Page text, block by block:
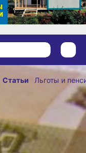
Статьи Льготы и
ОПУБЛИКОВАНО
26 марта 2025 г., 18:32